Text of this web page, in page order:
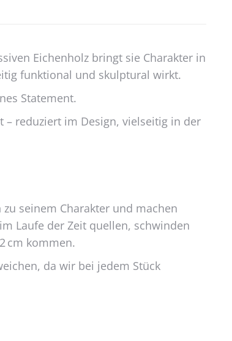
Eichenholz bringt sie Charakter in
funktional und skulptural wirkt.
Statement.
– reduziert im Design, vielseitig in der
seinem Charakter und machen
Laufe der Zeit quellen, schwinden
cm kommen.
da wir bei jedem Stück